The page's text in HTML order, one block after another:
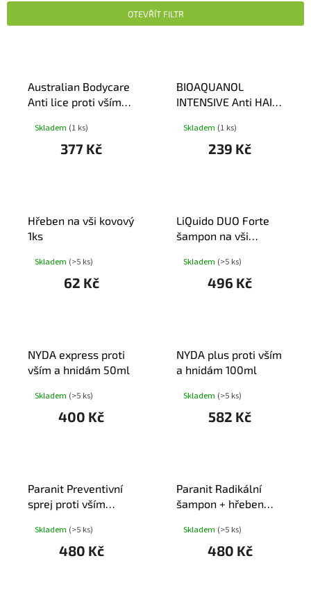
Í
OTEVŘÍT FILTR
Australian Bodycare
Anti lice proti vším
Skladem (1 ks)
377 Kč
BIOAQUANOL
INTENSIVE Anti HAIR
250ml
Skladem (1 ks)
239 Kč
Hřeben na vši kovový
1ks
Skladem (>5 ks)
62 Kč
LiQuido DUO Forte
šampon na vši
Skladem (>5 ks)
496 Kč
NYDA express proti
vším a hnidám 50ml
Skladem (>5 ks)
400 Kč
NYDA plus proti vším
a hnidám 100ml
Skladem (>5 ks)
582 Kč
Paranit Preventivní
sprej proti vším
Skladem (>5 ks)
480 Kč
Paranit Radikální
šampon + hřeben
Skladem (>5 ks)
480 Kč